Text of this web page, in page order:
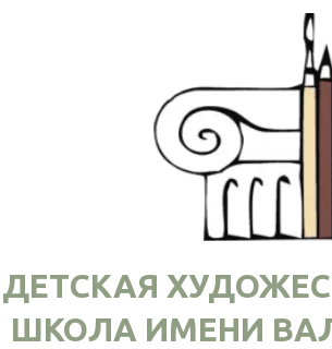
ДЕТСКАЯ
ШКОЛА ИМЕНИ